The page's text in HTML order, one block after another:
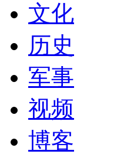
文化
历史
军事
视频
博客